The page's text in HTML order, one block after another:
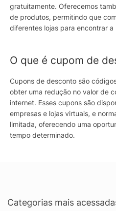
gratuitamente. Oferecemos
de produtos, permitindo que
diferentes lojas para encontrar a
O que é cupom de
Cupons de desconto são
obter uma redução no valor de
internet. Esses cupons são
empresas e lojas virtuais, e
limitada, oferecendo uma
tempo determinado.
Categorias mais